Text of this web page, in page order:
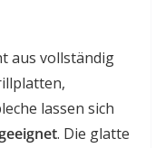
aus vollständig
lassen sich
. Die glatte